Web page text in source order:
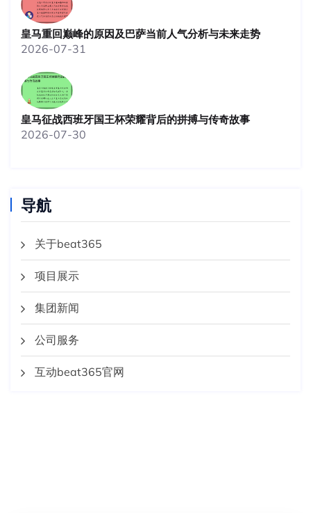
皇马重回巅峰的原因及巴萨当前人气分析与未来走势
2026-07-31
皇马征战西班牙国王杯荣耀背后的拼搏与传奇故事
2026-07-30
导航
关于beat365
项目展示
集团新闻
公司服务
互动beat365官网